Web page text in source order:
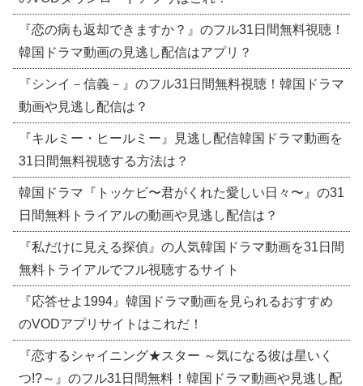
『恋の病も返却できますか？』のフル31日間無料視聴！
韓国ドラマ動画の見逃し配信はアプリ？
『シンイ－信義－』のフル31日間無料視聴！韓国ドラマ
動画や見逃し配信は？
『キルミー・ヒールミー』見逃し配信韓国ドラマ動画を
31日間無料視聴する方法は？
韓国ドラマ『トッケビ〜君がくれた愛しい日々〜』の31
日間無料トライアルの動画や見逃し配信は？
『私だけに見える探偵』の人気韓国ドラマ動画を31日間
無料トライアルでフル視聴するサイト
『応答せよ1994』韓国ドラマ動画を見られるおすすめ
のVODアプリサイトはこれだ！
『恋するシャイニング★スター ～気になる彼は星いく
つ!?～』のフル31日間無料！韓国ドラマ動画や見逃し配